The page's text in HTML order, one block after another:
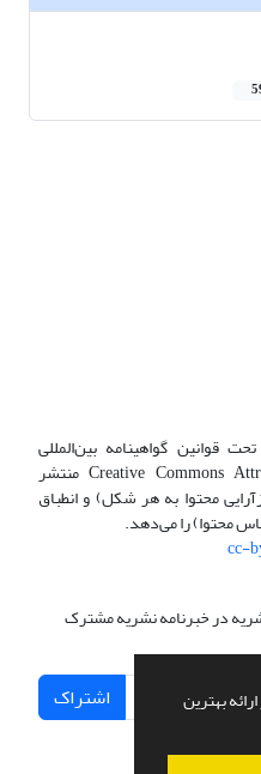
بهترین
قوانین گواهینامه بین‌المللی
Creative Commons Attribution 4.0 International License منتشر
محتوا به هر شکل) و انطباق
محتوا) را می‌دهد.
در خبرنامه نشریه مشترک
اشتراک